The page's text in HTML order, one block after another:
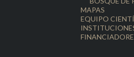
MAPAS
EQUIPO